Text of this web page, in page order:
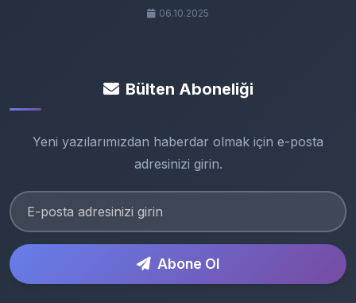
06.10.2025
Bülten Aboneliği
Yeni yazılarımızdan haberdar olmak için e-posta
adresinizi girin.
Abone Ol